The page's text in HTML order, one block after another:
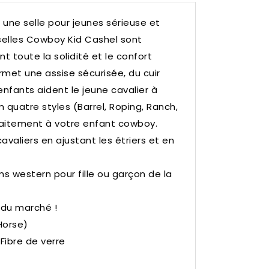
selle pour jeunes sérieuse et
Cowboy Kid Cashel sont
toute la solidité et le confort
une assise sécurisée, du cuir
aident le jeune cavalier à
styles (Barrel, Roping, Ranch,
à votre enfant cowboy.
en ajustant les étriers et en
western pour fille ou garçon de la
marché !
de verre